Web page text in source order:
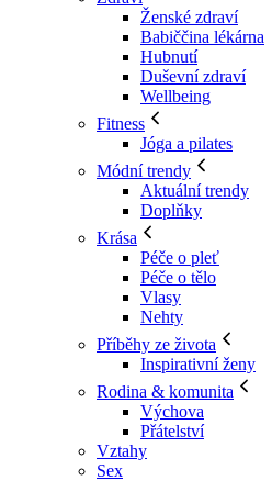
Ženské zdraví
Babiččina lékárna
Hubnutí
Duševní zdraví
Wellbeing
Fitness
Jóga a pilates
Módní trendy
Aktuální trendy
Doplňky
Krása
Péče o pleť
Péče o tělo
Vlasy
Nehty
Příběhy ze života
Inspirativní ženy
Rodina & komunita
Výchova
Přátelství
Vztahy
Sex